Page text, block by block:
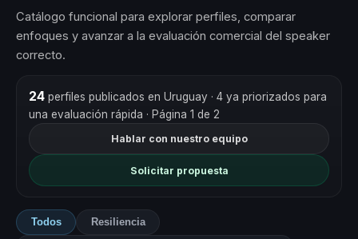
Catálogo funcional para explorar perfiles, comparar
enfoques y avanzar a la evaluación comercial del speaker
correcto.
24perfiles publicados en Uruguay · 4 ya priorizados para
una evaluación rápida · Página 1 de 2
Hablar con nuestro equipo
Solicitar propuesta
Todos Resiliencia